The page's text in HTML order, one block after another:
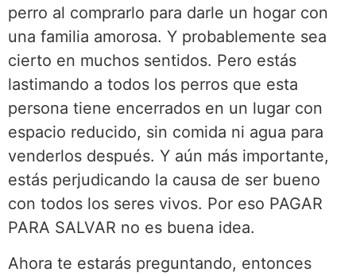
perro al comprarlo para darle un hogar con
una familia amorosa. Y probablemente sea
cierto en muchos sentidos. Pero estás
lastimando a todos los perros que esta
persona tiene encerrados en un lugar con
espacio reducido, sin comida ni agua para
venderlos después. Y aún más importante,
estás perjudicando la causa de ser bueno
con todos los seres vivos. Por eso PAGAR
PARA SALVAR no es buena idea.
Ahora te estarás preguntando, entonces